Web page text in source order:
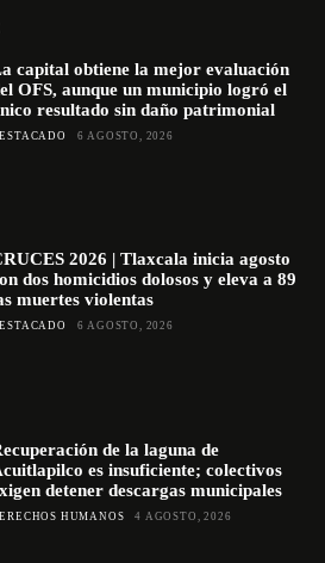
capital obtiene la mejor evaluación
OFS, aunque un municipio logró el
resultado sin daño patrimonial
6 AGOSTO, 2026
2026 | Tlaxcala inicia agosto
dos homicidios dolosos y eleva a 89
muertes violentas
6 AGOSTO, 2026
de la laguna de
es insuficiente; colectivos
detener descargas municipales
HUMANOS 4 AGOSTO, 2026